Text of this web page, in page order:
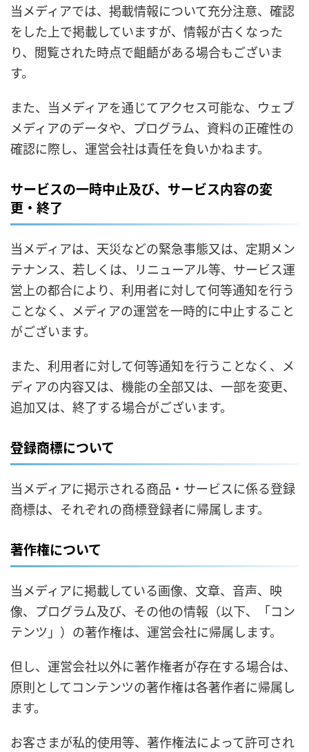
当メディアでは、掲載情報について充分注意、確認
をした上で掲載していますが、情報が古くなった
り、閲覧された時点で齟齬がある場合もございま
す。
また、当メディアを通じてアクセス可能な、ウェブ
メディアのデータや、プログラム、資料の正確性の
確認に際し、運営会社は責任を負いかねます。
サービスの一時中止及び、サービス内容の変
更・終了
当メディアは、天災などの緊急事態又は、定期メン
テナンス、若しくは、リニューアル等、サービス運
営上の都合により、利用者に対して何等通知を行う
ことなく、メディアの運営を一時的に中止すること
がございます。
また、利用者に対して何等通知を行うことなく、メ
ディアの内容又は、機能の全部又は、一部を変更、
追加又は、終了する場合がございます。
登録商標について
当メディアに掲示される商品・サービスに係る登録
商標は、それぞれの商標登録者に帰属します。
著作権について
当メディアに掲載している画像、文章、音声、映
像、プログラム及び、その他の情報（以下、「コン
テンツ」）の著作権は、運営会社に帰属します。
但し、運営会社以外に著作権者が存在する場合は、
原則としてコンテンツの著作権は各著作者に帰属し
ます。
お客さまが私的使用等、著作権法によって許可され